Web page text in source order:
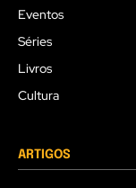
Eventos
Séries
Livros
Cultura
ARTIGOS